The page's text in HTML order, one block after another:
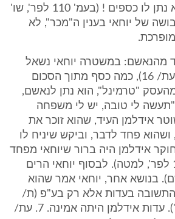
"מכר" שלטענתו הוא נתן לו כספים ! (בעמ' 110 לפר', שו'
הכבושה של יוחאי בענין ה"מכר", לא
מהנאשם: במשטרה יוחאי נשאל
ע"י החוקר אידלמן (עת/ 16), כמה כסף מתוך הסכום
"טרמינל", הוא נתן לנאשם,
"תעשה לי טובה, יש לי משפחה
(ת/ 40). השוטר אידלמן העיד, שהוא זוכר את
פחד לדבר, וביקש שיניח לו
לחוקר אידלמן היה ברור שיוחאי מפחד
מהנאשם (בעמ' 117 לפר', למטה). לבסוף יוחאי הרים
ולחש "5" (שם). בנושא אחר, יוחאי אמר שהוא
התשובה בעדות אלא רק בע"פ (ת/
41; ובעמ' 117 לפר'). עדות אידלמן היתה אמינה. 7. עת/